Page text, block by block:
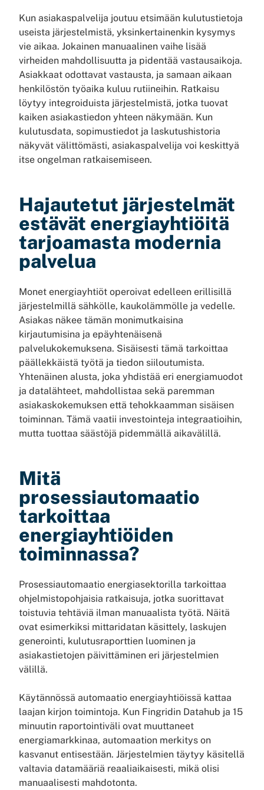
Kun asiakaspalvelija joutuu etsimään kulutustietoja
useista järjestelmistä, yksinkertainenkin kysymys
vie aikaa. Jokainen manuaalinen vaihe lisää
virheiden mahdollisuutta ja pidentää vastausaikoja.
Asiakkaat odottavat vastausta, ja samaan aikaan
henkilöstön työaika kuluu rutiineihin. Ratkaisu
löytyy integroiduista järjestelmistä, jotka tuovat
kaiken asiakastiedon yhteen näkymään. Kun
kulutusdata, sopimustiedot ja laskutushistoria
näkyvät välittömästi, asiakaspalvelija voi keskittyä
itse ongelman ratkaisemiseen.
Hajautetut järjestelmät
estävät energiayhtiöitä
tarjoamasta modernia
palvelua
Monet energiayhtiöt operoivat edelleen erillisillä
järjestelmillä sähkölle, kaukolämmölle ja vedelle.
Asiakas näkee tämän monimutkaisina
kirjautumisina ja epäyhtenäisenä
palvelukokemuksena. Sisäisesti tämä tarkoittaa
päällekkäistä työtä ja tiedon siiloutumista.
Yhtenäinen alusta, joka yhdistää eri energiamuodot
ja datalähteet, mahdollistaa sekä paremman
asiakaskokemuksen että tehokkaamman sisäisen
toiminnan. Tämä vaatii investointeja integraatioihin,
mutta tuottaa säästöjä pidemmällä aikavälillä.
Mitä
prosessiautomaatio
tarkoittaa
energiayhtiöiden
toiminnassa?
Prosessiautomaatio energiasektorilla tarkoittaa
ohjelmistopohjaisia ratkaisuja, jotka suorittavat
toistuvia tehtäviä ilman manuaalista työtä. Näitä
ovat esimerkiksi mittaridatan käsittely, laskujen
generointi, kulutusraporttien luominen ja
asiakastietojen päivittäminen eri järjestelmien
välillä.
Käytännössä automaatio energiayhtiöissä kattaa
laajan kirjon toimintoja. Kun Fingridin Datahub ja 15
minuutin raportointiväli ovat muuttaneet
energiamarkkinaa, automaation merkitys on
kasvanut entisestään. Järjestelmien täytyy käsitellä
valtavia datamääriä reaaliaikaisesti, mikä olisi
manuaalisesti mahdotonta.